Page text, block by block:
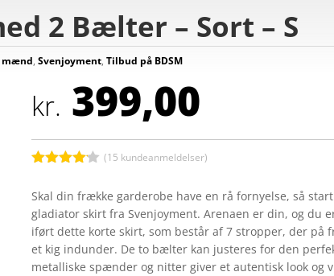
2 Bælter – Sort – S
mænd,Svenjoyment,Tilbud på BDSM
kr. 399,00
ud af 5
baseret
på
kundebedø
mmelser
(15 kundeanmeldelser)
Skal din frække garderobe have en rå fornyelse, så
gladiator skirt fra Svenjoyment. Arenaen er din, og du
iført dette korte skirt, som består af 7 stropper, der på
et kig indunder. De to bælter kan justeres for den
metalliske spænder og nitter giver et autentisk look og